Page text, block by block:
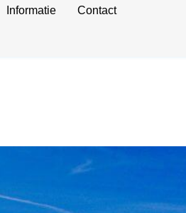
Informatie Contact